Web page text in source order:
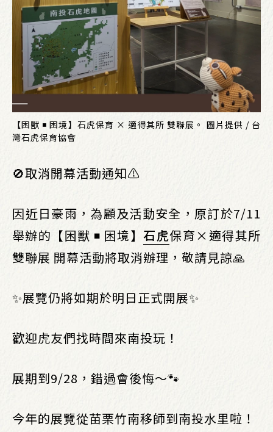
【困獸 ◾ 困境】石虎保育 × 適得其所 雙聯展。 圖片提供 / 台
灣石虎保育協會
🚫取消開幕活動通知⚠️
​因近日豪雨，為顧及活動安全，原訂於7/11
舉辦的【困獸 ◾ 困境】石虎保育×適得其所
雙聯展 開幕活動將取消辦理，敬請見諒🙏​
✨展覽仍將如期於明日正式開展✨
歡迎虎友們找時間來南投玩！
展期到9/28，錯過會後悔～🐾
今年的展覽從苗栗竹南移師到南投水里啦！